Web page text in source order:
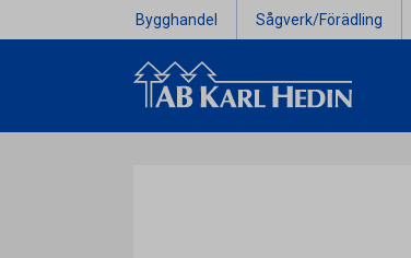
Bygghandel Sågverk/Förädling